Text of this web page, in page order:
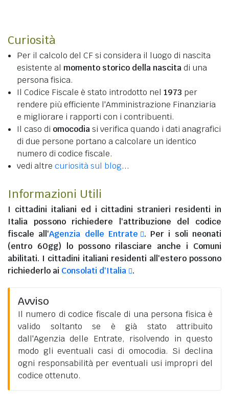
Curiosità
Per il calcolo del CF si considera il luogo di nascita
esistente al momento storico della nascitadi una
persona fisica.
Il Codice Fiscale è stato introdotto nel 1973 per
rendere più efficiente l'Amministrazione Finanziaria
e migliorare i rapporti con i contribuenti.
Il caso di omocodiasi verifica quando i dati anagrafici
di due persone portano a calcolare un identico
numero di codice fiscale.
vedi altre curiosità sul blog...
Informazioni Utili
I cittadini italiani ed i cittadini stranieri residenti in
Italia possono richiedere l'attribuzione del codice
fiscale all'Agenzia delle Entrate
. Per i soli neonati
(entro 60gg) lo possono rilasciare anche i Comuni
abilitati. I cittadini italiani residenti all'esteropossono
richiederlo ai Consolati d'Italia .
Avviso
Il numero di codice fiscale di una persona fisica è
valido soltanto se è già stato attribuito
dall'Agenzia delle Entrate, risolvendo in questo
modo gli eventuali casi di omocodia. Si declina
ogni responsabilità per eventuali usi impropri del
codice ottenuto.